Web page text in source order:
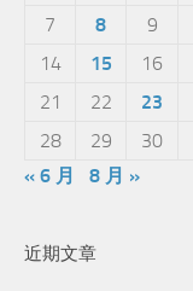
7
8 9
14
15 16
21
22 23
28
29 30
« 6 月
8 月 »
近期文章